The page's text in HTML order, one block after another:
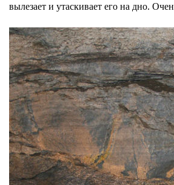
вылезает и утаскивает его на дно.